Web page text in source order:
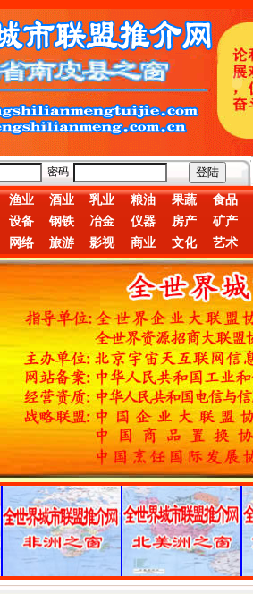
密码
渔业 酒业 乳业 粮油 果蔬 食品
设备 钢铁 冶金 仪器 房产 矿产
网络 旅游 影视 商业 文化 艺术